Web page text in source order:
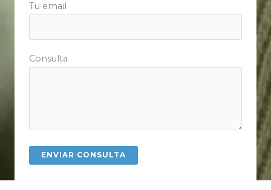
Tu email
Consulta